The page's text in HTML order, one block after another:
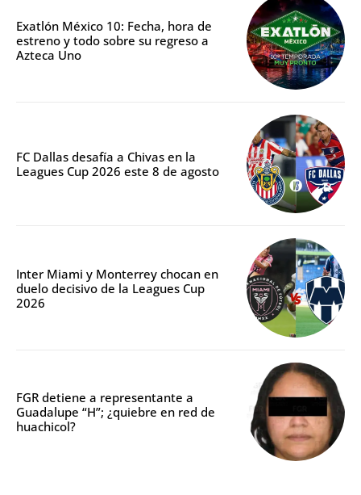
Exatlón México 10: Fecha, hora de
estreno y todo sobre su regreso a
Azteca Uno
FC Dallas desafía a Chivas en la
Leagues Cup 2026 este 8 de agosto
Inter Miami y Monterrey chocan en
duelo decisivo de la Leagues Cup
2026
FGR detiene a representante a
Guadalupe “H”; ¿quiebre en red de
huachicol?